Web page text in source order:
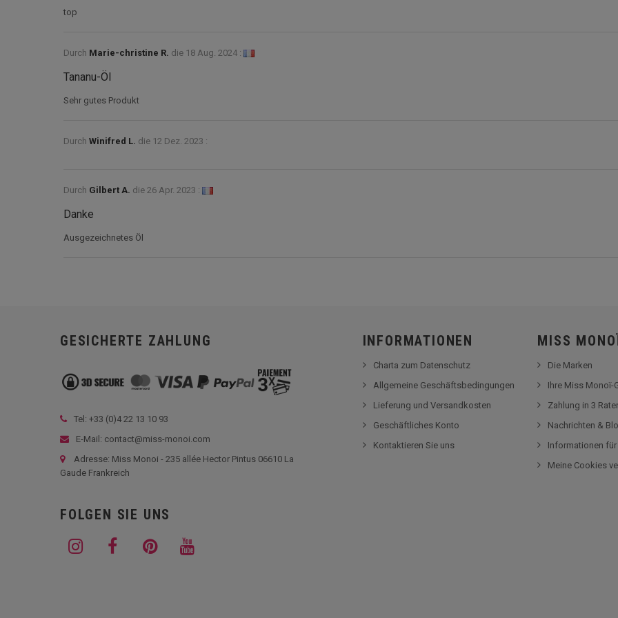
top
Durch Marie-christine R. die 18 Aug. 2024 :
Tananu-Öl
Sehr gutes Produkt
Durch Winifred L. die 12 Dez. 2023 :
Durch Gilbert A. die 26 Apr. 2023 :
Danke
Ausgezeichnetes Öl
GESICHERTE ZAHLUNG
Tel: +33 (0)4 22 13 10 93
E-Mail: contact@miss-monoi.com
Adresse: Miss Monoi - 235 allée Hector Pintus 06610 La
Gaude Frankreich
FOLGEN SIE UNS
INFORMATIONEN
Charta zum Datenschutz
Allgemeine Geschäftsbedingungen
Lieferung und Versandkosten
Geschäftliches Konto
Kontaktieren Sie uns
MISS
Die Marken
Ihre Miss Monoï-
Zahlung in 3
Nachrichten &
Informationen für
Meine Cookies